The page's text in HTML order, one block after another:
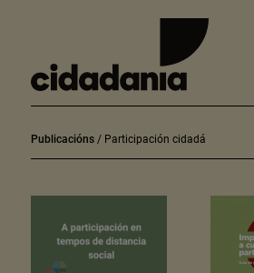
Publicacións Participación cidadá